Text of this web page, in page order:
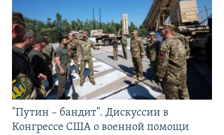
"Путин – бандит". Дискуссии в
Конгрессе США о военной помощи